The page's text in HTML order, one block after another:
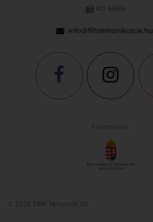
411-6699
info@filharmonikusok.hu
Fenntartónk:
© 2026 MNF Nonprofit Kft.